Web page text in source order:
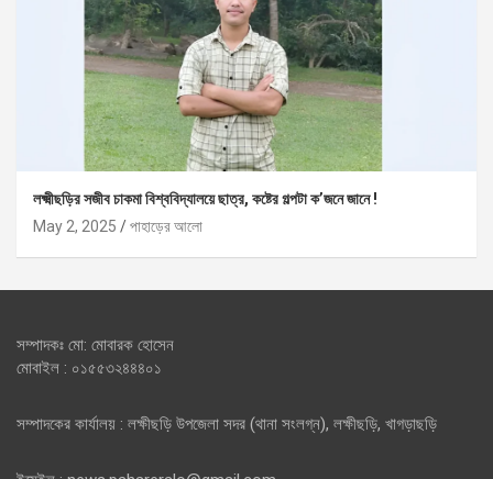
লক্ষ্মীছড়ির সজীব চাকমা বিশ্ববিদ্যালয়ে ছাত্র, কষ্টের গল্পটা ক’জনে জানে !
May 2, 2025
পাহাড়ের আলো
সম্পাদকঃ মো: মোবারক হোসেন
মোবাইল : ০১৫৫৩২৪৪৪০১
সম্পাদকের কার্যালয় : লক্ষীছড়ি উপজেলা সদর (থানা সংলগ্ন), লক্ষীছড়ি, খাগড়াছড়ি